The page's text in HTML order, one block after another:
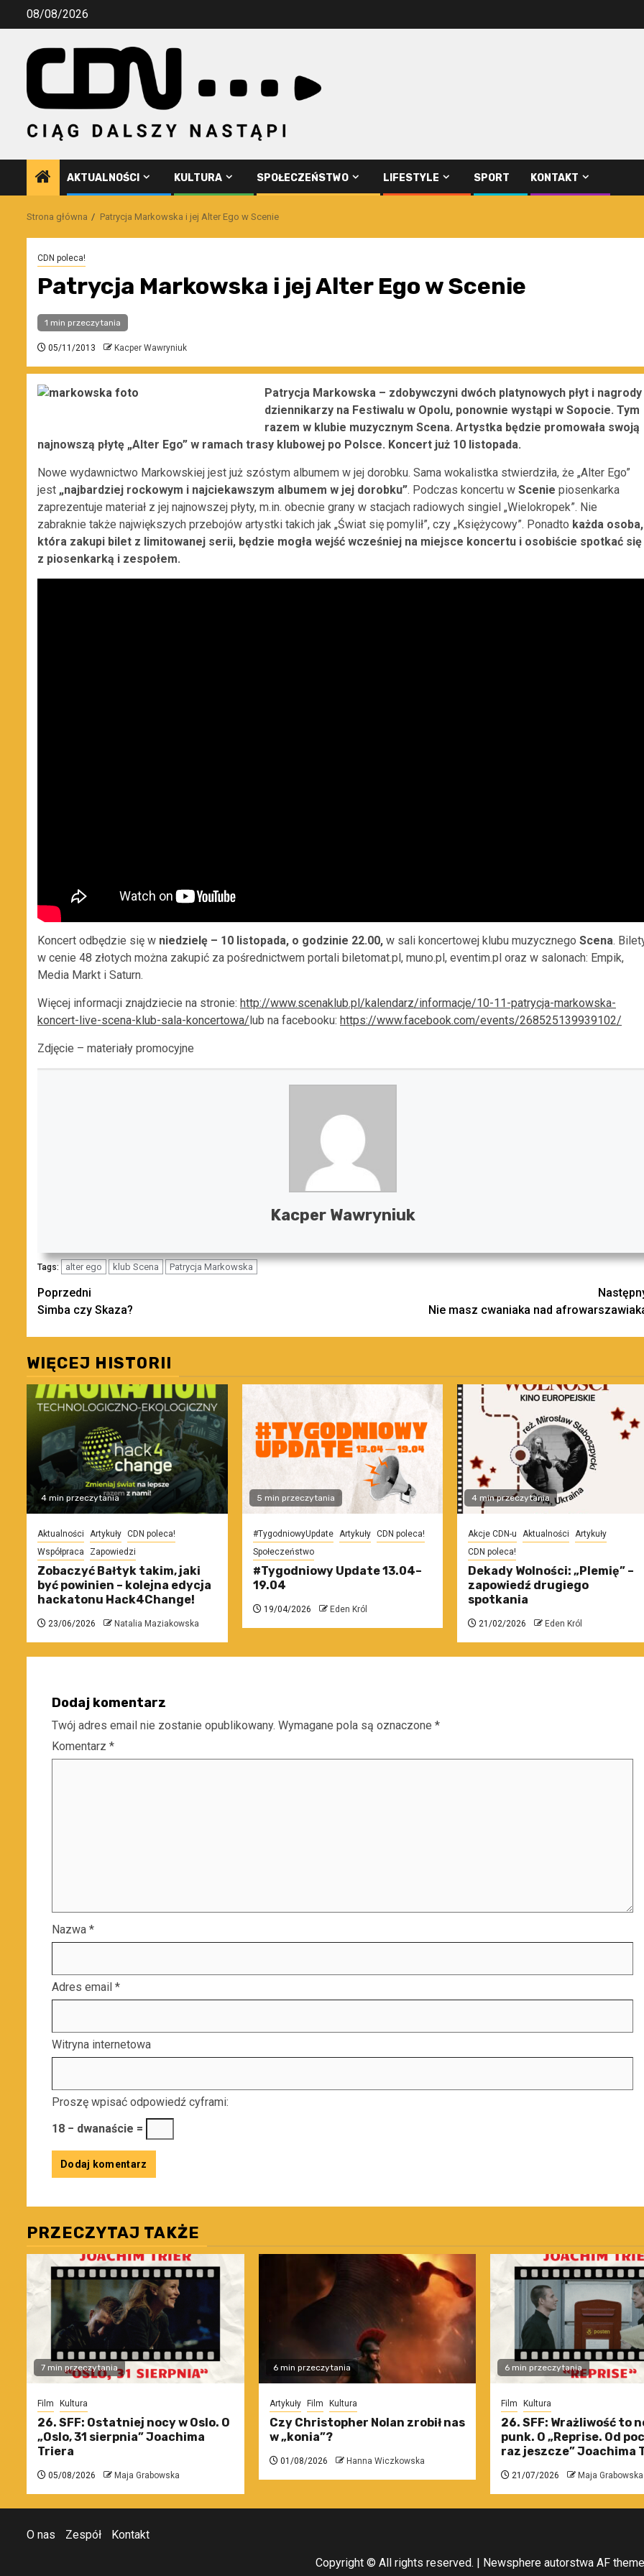
Przejdź08/08/2026
AKTUALNOŚCI KULTURA SPOŁECZEŃSTWO LIFESTYLE SPORT KONTAKT
Strona główna Patrycja Markowska i jej Alter Ego w Scenie
CDN poleca!
Patrycja Markowska i jej Alter Ego w Scenie
1 min przeczytania
05/11/2013 Kacper Wawryniuk
Patrycja Markowska – zdobywczyni dwóch platynowych płyt i nagrody
dziennikarzy na Festiwalu w Opolu, ponownie wystąpi w Sopocie. Tym
razem w klubie muzycznym Scena. Artystka będzie promowała swoją
najnowszą płytę „Alter Ego” w ramach trasy klubowej po Polsce. Koncert już 10 listopada.
Nowe wydawnictwo Markowskiej jest już szóstym albumem w jej dorobku. Sama wokalistka stwierdziła, że „Alter Ego”
jest „najbardziej rockowym i najciekawszym albumem w jej dorobku”. Podczas koncertu w Scenie piosenkarka
zaprezentuje materiał z jej najnowszej płyty, m.in. obecnie grany w stacjach radiowych singiel „Wielokropek”. Nie
zabraknie także największych przebojów artystki takich jak „Świat się pomylił”, czy „Księżycowy”. Ponadto każda osoba,
która zakupi bilet z limitowanej serii, będzie mogła wejść wcześniej na miejsce koncertu i osobiście spotkać się
z piosenkarką i zespołem.
Koncert odbędzie się w niedzielę – 10 listopada, o godzinie 22.00, w sali koncertowej klubu muzycznego Scena.
w cenie 48 złotych można zakupić za pośrednictwem portali biletomat.pl, muno.pl, eventim.pl oraz w salonach: Empik,
Media Markt i Saturn.
Więcej informacji znajdziecie na stronie: http://www.scenaklub.pl/kalendarz/informacje/10-11-patrycja-markowska-
koncert-live-scena-klub-sala-koncertowa/ lub na facebooku: https://www.facebook.com/events/268525139939102/
Zdjęcie – materiały promocyjne
Kacper Wawryniuk
Tags: alter ego klub Scena Patrycja Markowska
Zobacz
wpisy
Poprzedni
Simba czy Skaza?
Nie masz cwaniaka nad
WIĘCEJ HISTORII
4 min przeczytania
Aktualności Artykuły CDN poleca!
Współpraca
Zapowiedzi
Zobaczyć Bałtyk takim, jaki
być powinien – kolejna edycja
hackatonu Hack4Change!
23/06/2026 Natalia Maziakowska
5 min przeczytania
#TygodniowyUpdate Artykuły CDN poleca!
Społeczeństwo
#Tygodniowy Update 13.04–
19.04
19/04/2026 Eden Król
4 min przeczytania
Akcje CDN-u Aktualności
Artykuły
CDN poleca!
Dekady Wolności: „Plemię” –
zapowiedź drugiego
spotkania
21/02/2026 Eden Król
Dodaj komentarz
Twój adres email nie zostanie opublikowany. Wymagane pola są oznaczone *
Komentarz *
Nazwa *
Adres email *
Witryna internetowa
Proszę wpisać odpowiedź cyframi:
18 − dwanaście =
PRZECZYTAJ TAKŻE
7 min przeczytania
Film Kultura
26. SFF: Ostatniej nocy w Oslo. O
„Oslo, 31 sierpnia” Joachima
Triera
05/08/2026 Maja Grabowska
6 min przeczytania
Artykuły Film Kultura
Czy Christopher Nolan zrobił nas
w „konia”?
01/08/2026 Hanna Wiczkowska
6 min przeczytania
Film Kultura
26. SFF: Wrażliwość to
punk. O „Reprise. Od
raz jeszcze” Joachima
21/07/2026 Maja Grabowska
O nas Zespół Kontakt
Copyright © All rights reserved. Newsphereautorstwa AF